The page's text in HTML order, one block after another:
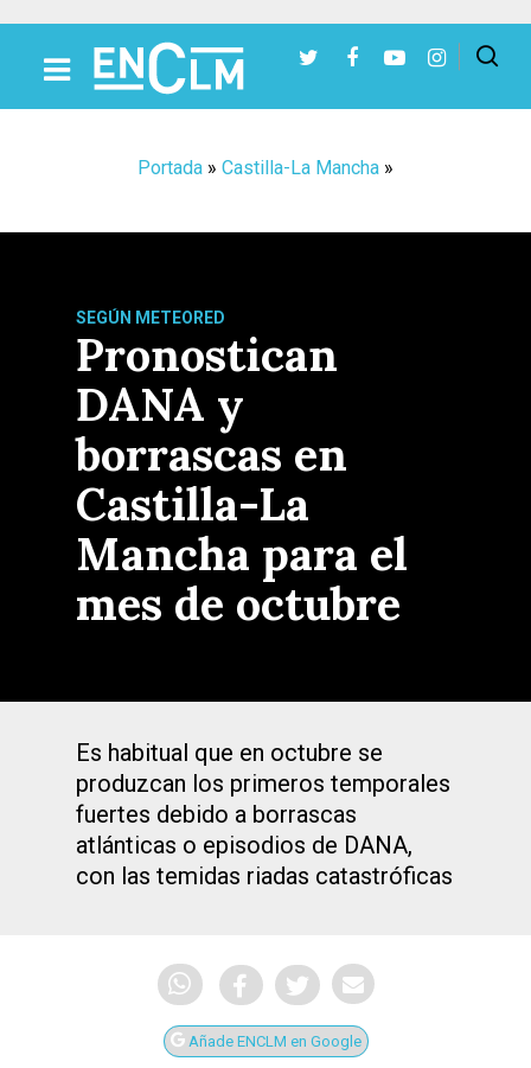
Portada » Castilla-La Mancha »
SEGÚN METEORED
Pronostican
DANA y
borrascas en
Castilla-La
Mancha para el
mes de octubre
Es habitual que en octubre se
produzcan los primeros temporales
fuertes debido a borrascas
atlánticas o episodios de DANA,
con las temidas riadas catastróficas
Añade ENCLM en Google